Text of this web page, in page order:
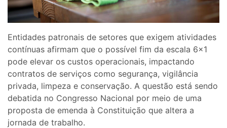
Entidades patronais de setores que exigem atividades
contínuas afirmam que o possível fim da escala 6×1
pode elevar os custos operacionais, impactando
contratos de serviços como segurança, vigilância
privada, limpeza e conservação. A questão está sendo
debatida no Congresso Nacional por meio de uma
proposta de emenda à Constituição que altera a
jornada de trabalho.